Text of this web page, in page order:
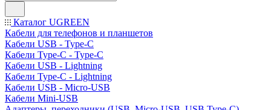
Каталог UGREEN
Кабели для телефонов и планшетов
Кабели USB - Type-C
Кабели Type-C - Type-C
Кабели USB - Lightning
Кабели Type-C - Lightning
Кабели USB - Micro-USB
Кабели Mini-USB